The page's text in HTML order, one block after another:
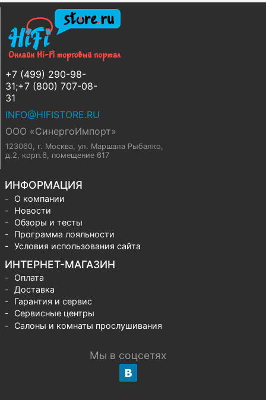
+7 (499) 290-98-
31;+7 (800) 707-08-
31
INFO@HIFISTORE.RU
ООО «СинергоИмпорт»
123060, г. Москва, ул. Маршала Рыбалко,
д.2, корп.6, помещение 617
ИНФОРМАЦИЯ
О компании
Новости
Обзоры и тесты
Программа лояльности
Условия использования сайта
ИНТЕРНЕТ-МАГАЗИН
Оплата
Доставка
Гарантия и сервис
Сервисные центры
Салоны и комнаты прослушивания
Мы в соцсетях